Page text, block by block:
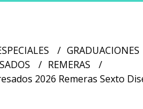
GRADUACIONES
REMERAS
2026 Remeras Sexto